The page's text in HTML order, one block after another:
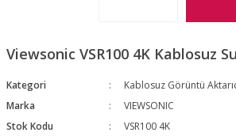
Viewsonic VSR100 4K Kablosuz
Kategori
Kablosuz Görüntü
Marka
VIEWSONIC
Stok Kodu
VSR100 4K